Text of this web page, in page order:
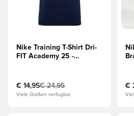
Nike Training T-Shirt Dri-
FIT Academy 25 -
€ 14,95€ 24,95
Viele Größen verfügbar
€